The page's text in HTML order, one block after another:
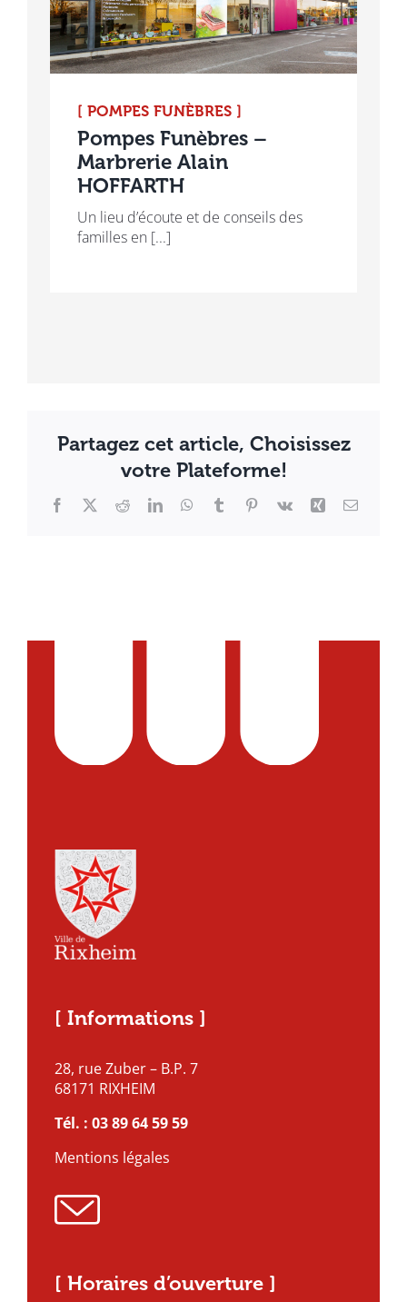
[ POMPES FUNÈBRES ]
Pompes Funèbres –
Marbrerie Alain
HOFFARTH
Un lieu d’écoute et de conseils des
familles en [...]
Partagez cet article, Choisissez
votre Plateforme!
Facebook
X RedditLinkedInWhatsApp
TumblrPinterest
Vk Xing Email
[ Informations ]
28, rue Zuber – B.P. 7
68171 RIXHEIM
Tél. : 03 89 64 59 59
Mentions légales
[ Horaires d’ouverture ]